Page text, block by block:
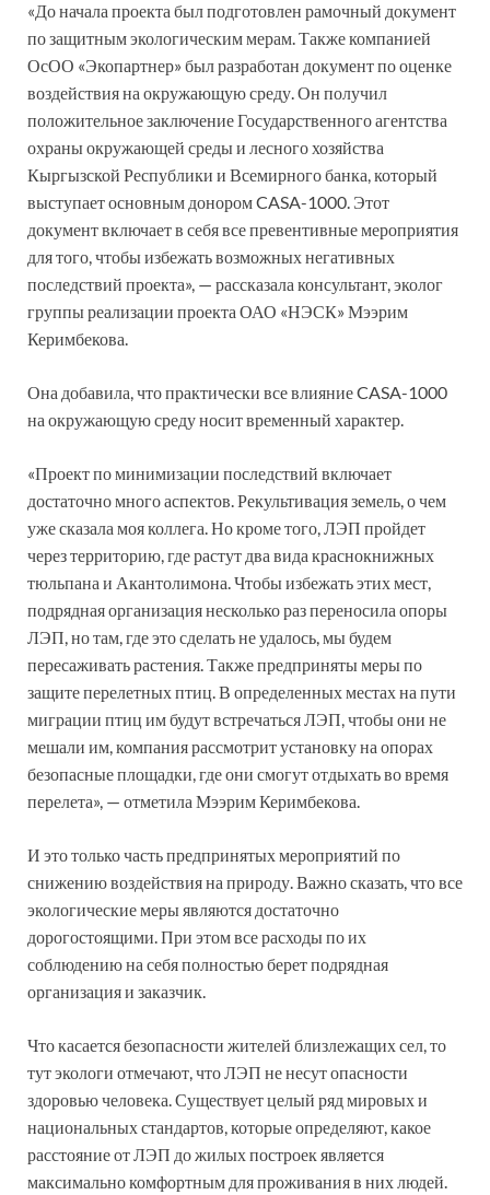
«До начала проекта был подготовлен рамочный документ
по защитным экологическим мерам. Также компанией
ОсОО «Экопартнер» был разработан документ по оценке
воздействия на окружающую среду. Он получил
положительное заключение Государственного агентства
охраны окружающей среды и лесного хозяйства
Кыргызской Республики и Всемирного банка, который
выступает основным донором CASA-1000. Этот
документ включает в себя все превентивные мероприятия
для того, чтобы избежать возможных негативных
последствий проекта», — рассказала консультант, эколог
группы реализации проекта ОАО «НЭСК» Мээрим
Керимбекова.
Она добавила, что практически все влияние CASA-1000
на окружающую среду носит временный характер.
«Проект по минимизации последствий включает
достаточно много аспектов. Рекультивация земель, о чем
уже сказала моя коллега. Но кроме того, ЛЭП пройдет
через территорию, где растут два вида краснокнижных
тюльпана и Акантолимона. Чтобы избежать этих мест,
подрядная организация несколько раз переносила опоры
ЛЭП, но там, где это сделать не удалось, мы будем
пересаживать растения. Также предприняты меры по
защите перелетных птиц. В определенных местах на пути
миграции птиц им будут встречаться ЛЭП, чтобы они не
мешали им, компания рассмотрит установку на опорах
безопасные площадки, где они смогут отдыхать во время
перелета», — отметила Мээрим Керимбекова.
И это только часть предпринятых мероприятий по
снижению воздействия на природу. Важно сказать, что все
экологические меры являются достаточно
дорогостоящими. При этом все расходы по их
соблюдению на себя полностью берет подрядная
организация и заказчик.
Что касается безопасности жителей близлежащих сел, то
тут экологи отмечают, что ЛЭП не несут опасности
здоровью человека. Существует целый ряд мировых и
национальных стандартов, которые определяют, какое
расстояние от ЛЭП до жилых построек является
максимально комфортным для проживания в них людей.